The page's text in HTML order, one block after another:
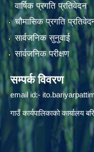
वार्षिक प्रगति प्रतिवेदन
चौमासिक प्रगति
सार्वजनिक सुनुवाई
सार्वजनिक परीक्षण
सम्पर्क विवरण
email id:-
गाउँ कार्यपालिकाको कार्यालय